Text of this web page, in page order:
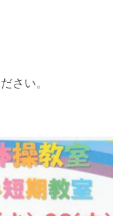
さい。